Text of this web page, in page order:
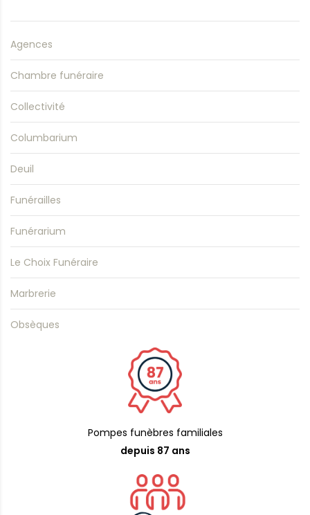
Agences
Chambre funéraire
Collectivité
Columbarium
Deuil
Funérailles
Funérarium
Le Choix Funéraire
Marbrerie
Obsèques
Pompes funèbres familiales
depuis 87 ans